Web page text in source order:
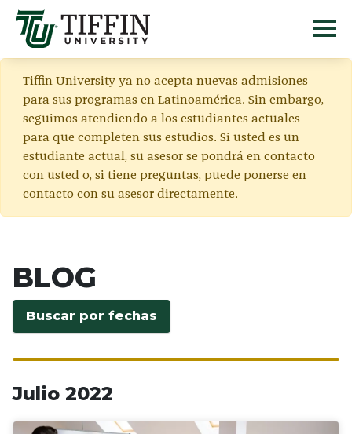
Tiffin University ya no acepta nuevas admisiones
para sus programas en Latinoamérica. Sin embargo,
seguimos atendiendo a los estudiantes actuales
para que completen sus estudios. Si usted es un
estudiante actual, su asesor se pondrá en contacto
con usted o, si tiene preguntas, puede ponerse en
contacto con su asesor directamente.
BLOG
Buscar por fechas
Julio 2022